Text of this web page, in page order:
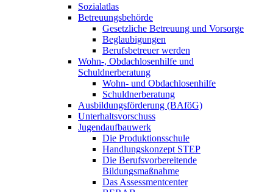
Sozialatlas
Betreuungsbehörde
Gesetzliche Betreuung und Vorsorge
Beglaubigungen
Berufsbetreuer werden
Wohn-, Obdachlosenhilfe und
Schuldnerberatung
Wohn- und Obdachlosenhilfe
Schuldnerberatung
Ausbildungsförderung (BAföG)
Unterhaltsvorschuss
Jugendaufbauwerk
Die Produktionsschule
Handlungskonzept STEP
Die Berufsvorbereitende
Bildungsmaßnahme
Das Assessmentcenter